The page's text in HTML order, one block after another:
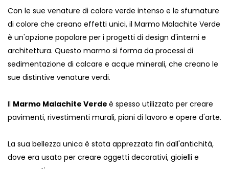
Con le sue venature di colore verde intenso e le sfumature
di colore che creano effetti unici, il Marmo Malachite Verde
è un'opzione popolare per i progetti di design d'interni e
architettura. Questo marmo si forma da processi di
sedimentazione di calcare e acque minerali, che creano le
sue distintive venature verdi.
Il Marmo Malachite Verde è spesso utilizzato per creare
pavimenti, rivestimenti murali, piani di lavoro e opere d'arte.
La sua bellezza unica è stata apprezzata fin dall'antichità,
dove era usato per creare oggetti decorativi, gioielli e